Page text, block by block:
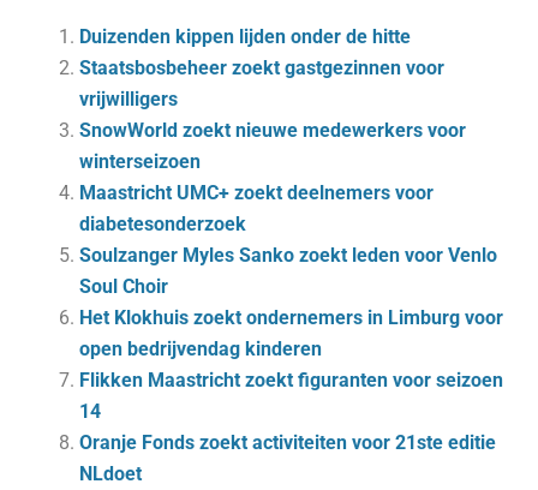
Duizenden kippen lijden onder de hitte
Staatsbosbeheer zoekt gastgezinnen voor
vrijwilligers
SnowWorld zoekt nieuwe medewerkers voor
winterseizoen
Maastricht UMC+ zoekt deelnemers voor
diabetesonderzoek
Soulzanger Myles Sanko zoekt leden voor Venlo
Soul Choir
Het Klokhuis zoekt ondernemers in Limburg voor
open bedrijvendag kinderen
Flikken Maastricht zoekt figuranten voor seizoen
14
Oranje Fonds zoekt activiteiten voor 21ste editie
NLdoet